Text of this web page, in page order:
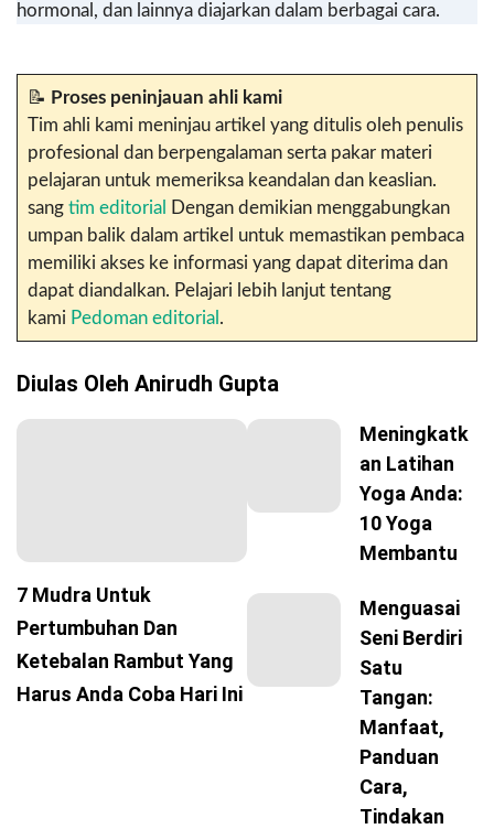
hormonal, dan lainnya diajarkan dalam berbagai cara.
📝 Proses peninjauan ahli kami
Tim ahli kami meninjau artikel yang ditulis oleh penulis
profesional dan berpengalaman serta pakar materi
pelajaran untuk memeriksa keandalan dan keaslian.
sang tim editorial
Dengan demikian menggabungkan
umpan balik dalam artikel untuk memastikan pembaca
memiliki akses ke informasi yang dapat diterima dan
dapat diandalkan. Pelajari lebih lanjut tentang
kami Pedoman editorial .
Diulas Oleh Anirudh Gupta
7 Mudra Untuk
Pertumbuhan Dan
Ketebalan Rambut Yang
Harus Anda Coba Hari Ini
Meningkatk
An Latihan
Yoga Anda:
10 Yoga
Membantu
Menguasai
Seni Berdiri
Satu
Tangan:
Manfaat,
Panduan
Cara,
Tindakan